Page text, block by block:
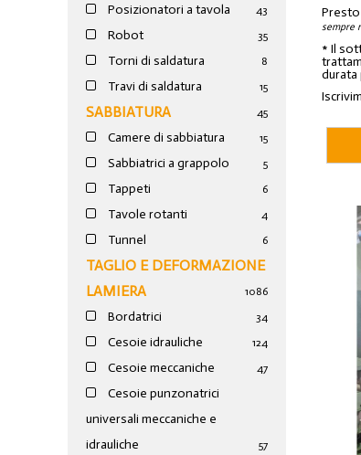
Posizionatori a tavola 43
Robot 35
Torni di saldatura 8
Travi di saldatura 15
SABBIATURA 45
Camere di sabbiatura 15
Sabbiatrici a grappolo 5
Tappeti 6
Tavole rotanti 4
Tunnel 6
TAGLIO E DEFORMAZIONE
LAMIERA
1086
Bordatrici 34
Cesoie idrauliche 124
Cesoie meccaniche 47
Cesoie punzonatrici
universali meccaniche e
idrauliche
57
sempre
* Il
durata